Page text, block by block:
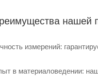
нашей
измерений:
в материаловедении: